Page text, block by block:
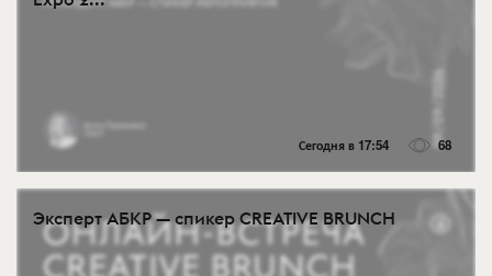
Сегодня в 17:54 68
Эксперт АБКР — спикер CREATIVE BRUNCH